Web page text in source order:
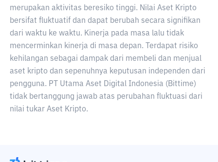
merupakan aktivitas beresiko tinggi. Nilai Aset Kripto
bersifat fluktuatif dan dapat berubah secara signifikan
dari waktu ke waktu. Kinerja pada masa lalu tidak
mencerminkan kinerja di masa depan. Terdapat risiko
kehilangan sebagai dampak dari membeli dan menjual
aset kripto dan sepenuhnya keputusan independen dari
pengguna. PT Utama Aset Digital Indonesia (Bittime)
tidak bertanggung jawab atas perubahan fluktuasi dari
nilai tukar Aset Kripto.